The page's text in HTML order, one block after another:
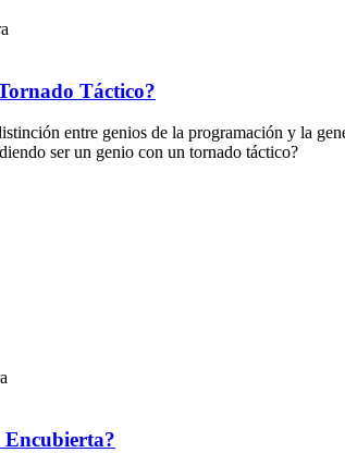
Táctico?
entre genios de la programación y la
ser un genio con un tornado táctico?
Encubierta?